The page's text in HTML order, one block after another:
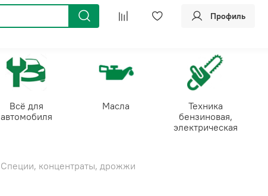
Профиль
Всё для
автомобиля
Масла
Техника
бензиновая,
электрическая
Специи, концентраты, дрожжи